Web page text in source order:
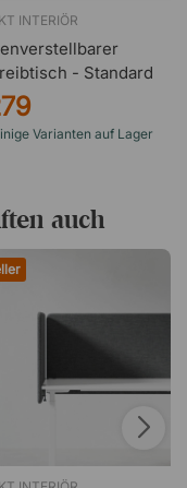
INTERIÖR
- Standard
Varianten auf Lager
auch